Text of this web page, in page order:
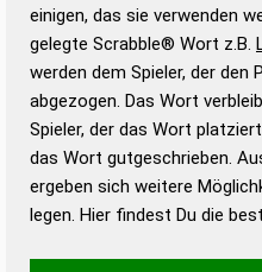
Wörterbücher sind:
einigen, das sie verwenden
gelegte Scrabble® Wort z.B.
werden dem Spieler, der
abgezogen. Das Wort
Spieler, der das Wort
das Wort gutgeschrieben.
ergeben sich weitere
legen. Hier findest Du die